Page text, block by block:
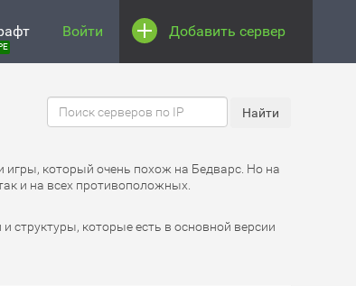
Войти Добавить сервер
игры, который очень похож на Бедварс. Но на
и на всех противоположных.
которые есть в основной версии